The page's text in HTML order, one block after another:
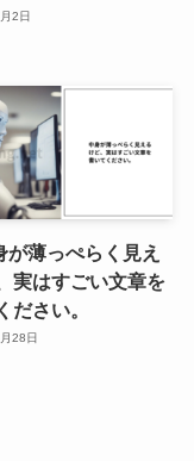
2日
が薄っぺらく見え
実はすごい文章を
ださい。
28日